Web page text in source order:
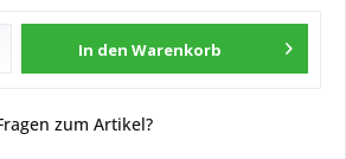
In den Warenkorb
zum Artikel?